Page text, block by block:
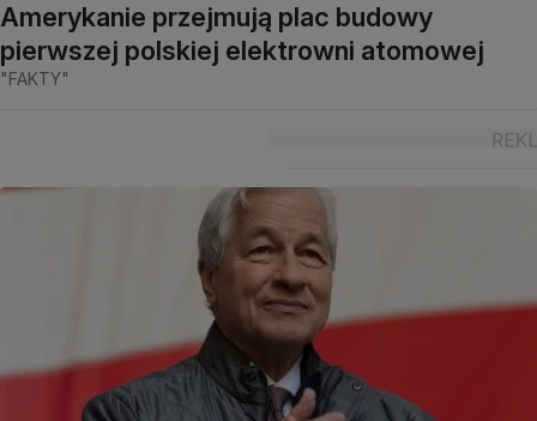
Amerykanie przejmują plac budowy
pierwszej polskiej elektrowni atomowej
"FAKTY"